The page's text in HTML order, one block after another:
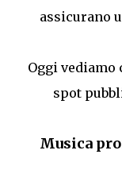
assicurano
Oggi
spot
Musica